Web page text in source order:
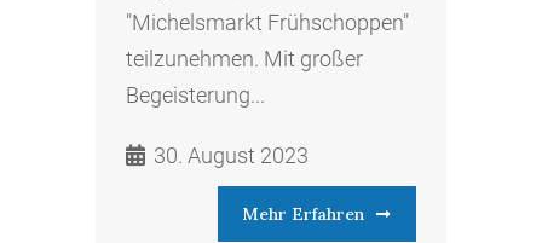
"Michelsmarkt Frühschoppen"
teilzunehmen. Mit großer
Begeisterung...
30. August 2023
Mehr Erfahren